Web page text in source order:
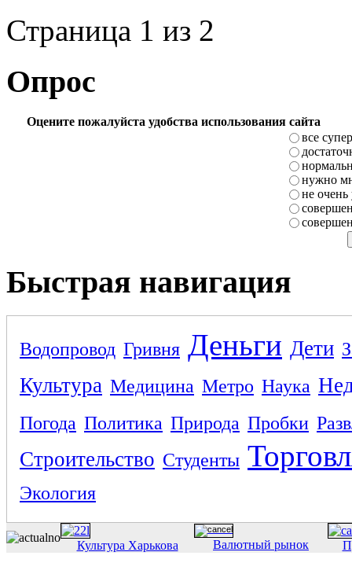
Страница 1 из 2
Опрос
Оцените пожалуйста удобства использования сайта
все супер
нужно
не очень
Быстрая навигация
Водопровод Гривня Деньги Дети
Культура Медицина Метро Наука
Погода Политика Природа Пробки
Строительство Студенты
Экология
Культура Харькова Валютный рынок